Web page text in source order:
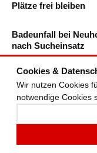
Cookies &
Wir nutzen Cookies
notwendige Cookies
Plätze frei bleiben
Badeunfall bei
nach Sucheinsatz
DIE NEUESTEN